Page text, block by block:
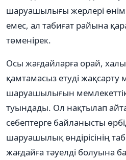
шаруашылығы жерлері өнім
емес, ал табиғат райына
төменірек.
Осы жағдайларға орай,
қамтамасыз етуді жақсарту
шаруашылығын мемлекеттік
туындады. Ол нақтылап
себептерге байланысты
шаруашылық өндірісінің
жағдайға тəуелді болуына